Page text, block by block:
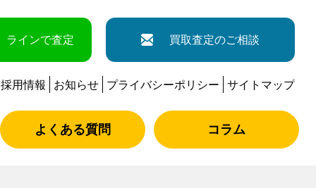
ラインで査定 買取査定のご相談
採用情報 お知らせ プライバシーポリシー サイトマップ
よくある質問 コラム